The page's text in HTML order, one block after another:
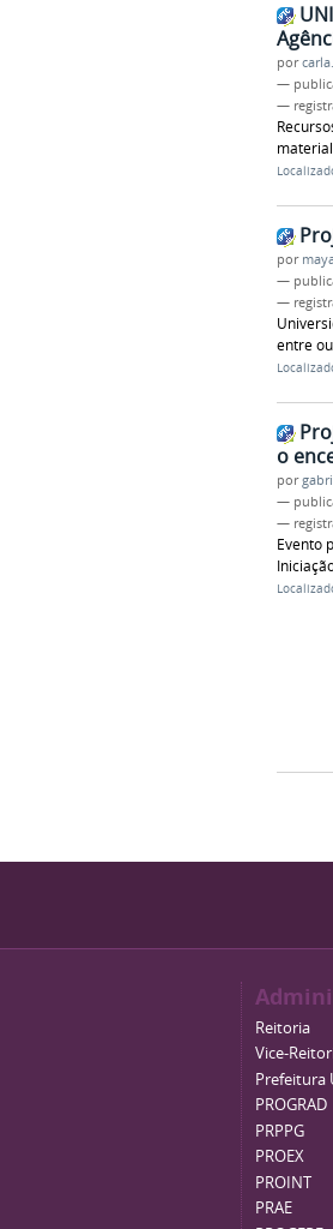
por
—
—
por
—
—
entre
o
por
—
—
Evento
Reitoria
Vice-
Prefeitura
PROGRAD
PRPPG
PROEX
PROINT
PRAE